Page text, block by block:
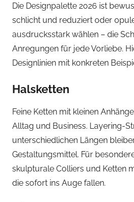
Die Designpalette 2026 ist
schlicht und reduziert oder
ausdrucksstark wählen – die
Anregungen für jede Vorliebe.
Designlinien mit konkreten
Halsketten
Feine Ketten mit kleinen
Alltag und Business. Layering-
unterschiedlichen Längen
Gestaltungsmittel. Für
skulpturale Colliers und Ketten
die sofort ins Auge fallen.